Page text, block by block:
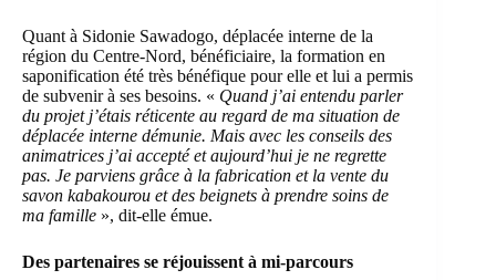
Quant à Sidonie Sawadogo, déplacée interne de la
région du Centre-Nord, bénéficiaire, la formation en
saponification été très bénéfique pour elle et lui a permis
de subvenir à ses besoins. « Quand j’ai entendu parler
du projet j’étais réticente au regard de ma situation de
déplacée interne démunie. Mais avec les conseils des
animatrices j’ai accepté et aujourd’hui je ne regrette
pas. Je parviens grâce à la fabrication et la vente du
savon kabakourou et des beignets à prendre soins de
ma famille », dit-elle émue.
Des partenaires se réjouissent à mi-parcours